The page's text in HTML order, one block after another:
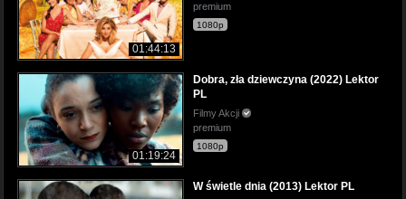
01:44:13
premium
1080p
01:19:24
Dobra, zła dziewczyna (2022) Lektor
PL
Filmy Akcji
premium
1080p
W świetle dnia (2013) Lektor PL